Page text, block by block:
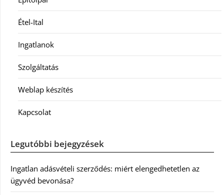
Étel-Ital
Ingatlanok
Szolgáltatás
Weblap készítés
Kapcsolat
Legutóbbi bejegyzések
Ingatlan adásvételi szerződés: miért elengedhetetlen az
ügyvéd bevonása?